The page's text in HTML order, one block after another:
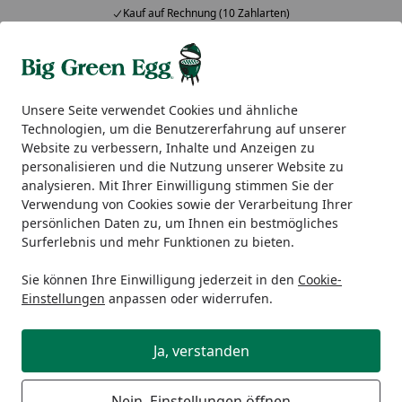
Unsere Seite verwendet Cookies und ähnliche
Technologien, um die Benutzererfahrung auf unserer
Website zu verbessern, Inhalte und Anzeigen zu
personalisieren und die Nutzung unserer Website zu
analysieren. Mit Ihrer Einwilligung stimmen Sie der
Verwendung von Cookies sowie der Verarbeitung Ihrer
persönlichen Daten zu, um Ihnen ein bestmögliches
Surferlebnis und mehr Funktionen zu bieten.
Sie können Ihre Einwilligung jederzeit in den Cookie-
Einstellungen anpassen oder widerrufen.
Ja, verstanden
Kauf auf Rechnung (10 Zahlarten)
Alle Produkte
Mein Konto
Suchen
Startseite
Merchandise & Lifestyle Fashion Big Green Egg Hoodie
Big Green Egg Hoodie - Since 74 -
Grau/Grün